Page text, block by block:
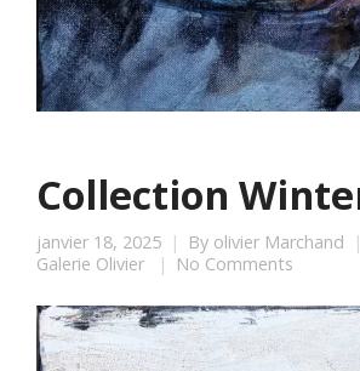
Collection
janvier 18, 2025 By olivier Marchand
Galerie Olivier
No Comments